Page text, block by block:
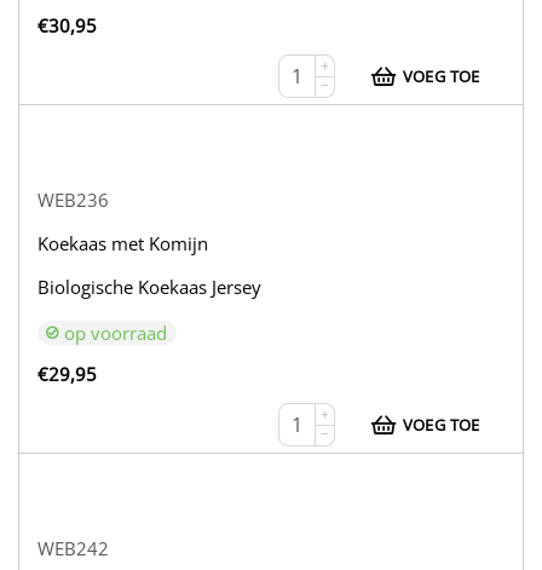
€30,95
+
−
VOEG TOE
WEB236
Koekaas met Komijn
Biologische Koekaas Jersey
op voorraad
€29,95
+
−
VOEG TOE
WEB242